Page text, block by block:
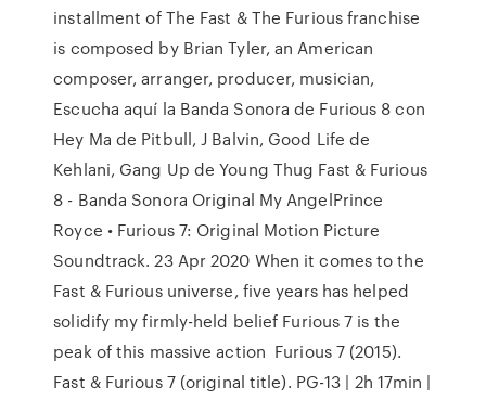
installment of The Fast & The Furious franchise
is composed by Brian Tyler, an American
composer, arranger, producer, musician,
Escucha aquí la Banda Sonora de Furious 8 con
Hey Ma de Pitbull, J Balvin, Good Life de
Kehlani, Gang Up de Young Thug Fast & Furious
8 - Banda Sonora Original My AngelPrince
Royce • Furious 7: Original Motion Picture
Soundtrack. 23 Apr 2020 When it comes to the
Fast & Furious universe, five years has helped
solidify my firmly-held belief Furious 7 is the
peak of this massive action Furious 7 (2015).
Fast & Furious 7 (original title). PG-13 | 2h 17min |